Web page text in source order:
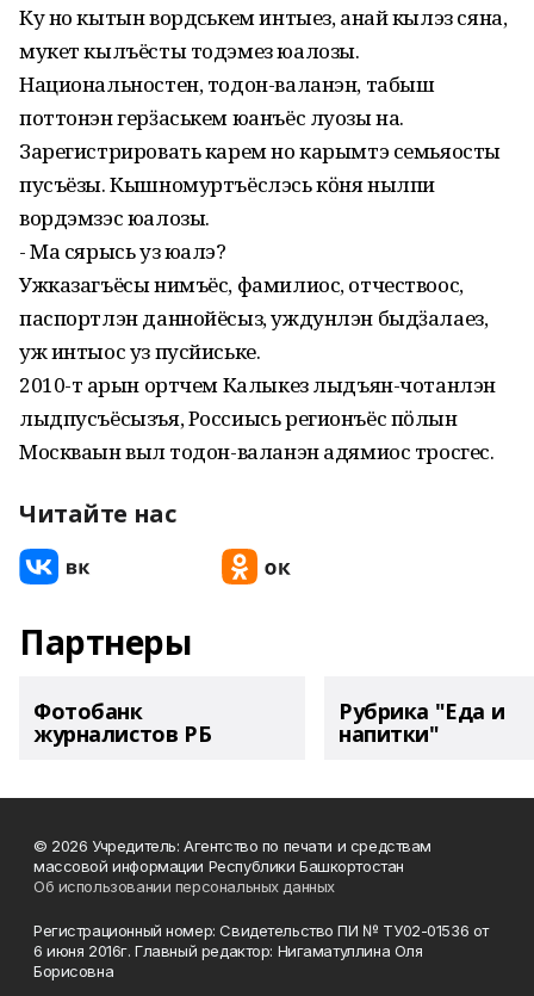
Ку но кытын вордӥськем интыез, анай кылэз сяна,
мукет кылъёсты тодэмез юалозы.
Национальностен, тодон-валанэн, табыш
поттонэн герӟаськем юанъёс луозы на.
Зарегистрировать карем но карымтэ семьяосты
пусъёзы. Кышномуртъёслэсь кӧня нылпи
вордэмзэс юалозы.
- Ма сярысь уз юалэ?
Ужказагъёсы нимъёс, фамилиос, отчествоос,
паспортлэн даннойёсыз, уждунлэн быдӟалаез,
уж интыос уз пусйиське.
2010-тӥ арын ортчем Калыкез лыдъян-чотанлэн
лыдпусъёсызъя, Россиысь регионъёс пӧлын
Москваын вылӥ тодон-валанэн адямиос тросгес.
Читайте нас
Партнеры
Фотобанк
журналистов РБ
Рубрика "Еда и
напитки"
© 2026 Учредитель: Агентство по печати и средствам
массовой информации Республики Башкортостан
Об использовании персональных данных
Регистрационный номер: Свидетельство ПИ № ТУ02-01536 от
6 июня 2016г. Главный редактор: Нигаматуллина Оля
Борисовна